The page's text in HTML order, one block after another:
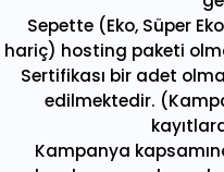
Sepette (Eko, Süper
hariç) hosting paketi
Sertifikası bir adet
edilmektedir.
Kampanya